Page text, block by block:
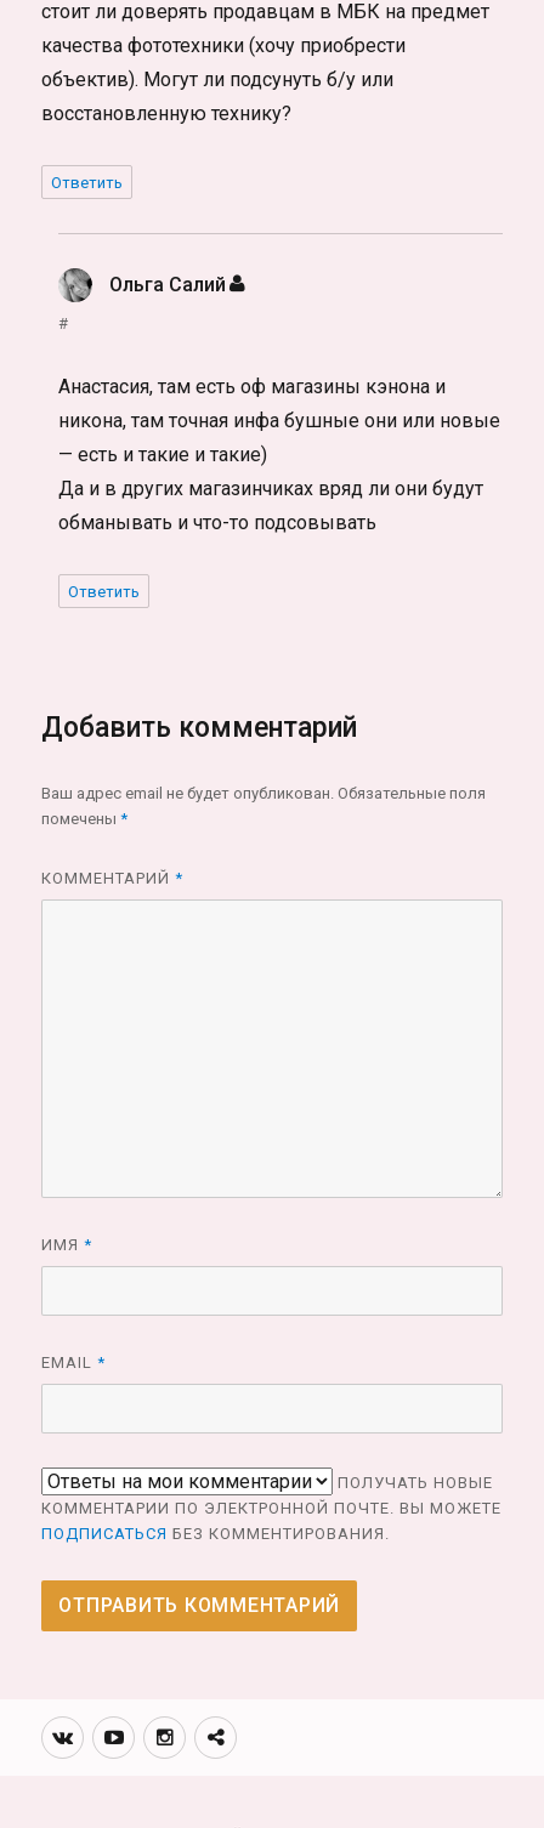
стоит ли доверять продавцам в МБК на предмет
качества фототехники (хочу приобрести
объектив). Могут ли подсунуть б/у или
восстановленную технику?
Ответить
Ольга Салий :
#
Анастасия, там есть оф магазины кэнона и
никона, там точная инфа бушные они или новые
— есть и такие и такие)
Да и в других магазинчиках вряд ли они будут
обманывать и что-то подсовывать
Ответить
Добавить комментарий
Ваш адрес email не будет опубликован. Обязательные поля
помечены*
КОММЕНТАРИЙ*
ИМЯ*
EMAIL*
ПОЛУЧАТЬ НОВЫЕ
КОММЕНТАРИИ ПО ЭЛЕКТРОННОЙ ПОЧТЕ. ВЫ МОЖЕТЕ
ПОДПИСАТЬСЯ БЕЗ КОММЕНТИРОВАНИЯ.
Вконтакте
YoutubeИнстаграмм
Телеграм